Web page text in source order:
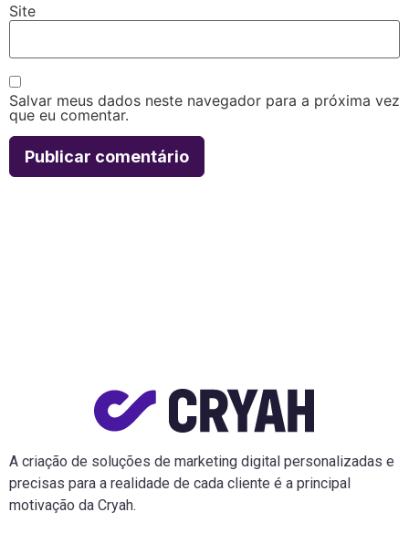
Site
Salvar meus dados neste navegador para a próxima vez
que eu comentar.
A criação de soluções de marketing digital personalizadas e
precisas para a realidade de cada cliente é a principal
motivação da Cryah.